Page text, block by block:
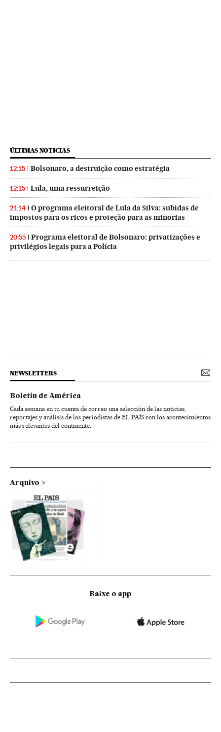
ÚLTIMAS NOTICIAS
12:15 Bolsonaro, a destruição como estratégia
12:15 Lula, uma ressurreição
21:14
O programa eleitoral de Lula da Silva: subidas de
impostos para os ricos e proteção para as minorias
20:55
Programa eleitoral de Bolsonaro: privatizações e
privilégios legais para a Polícia
NEWSLETTERS
Boletín de América
Cada semana en tu cuenta de correo una selección de las noticias,
reportajes y análisis de los periodistas de EL PAÍS con los acontecimientos
más relevantes del continente.
Arquivo
Baixe o app